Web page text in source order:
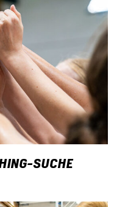
SUCHE